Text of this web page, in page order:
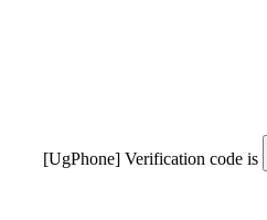
[UgPhone] Verification code is